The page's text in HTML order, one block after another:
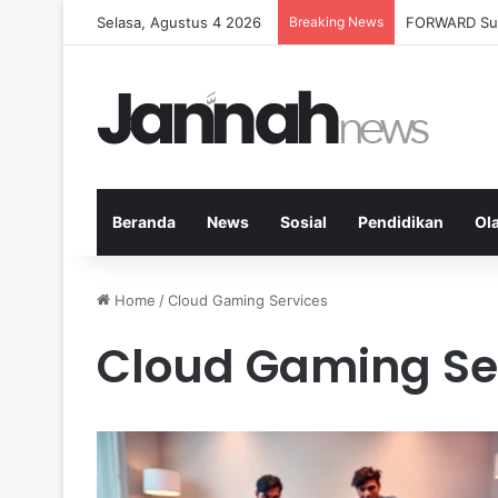
Selasa, Agustus 4 2026 Breaking News Milenial
Beranda News Sosial Pendidikan
Home /Cloud Gaming Services
Cloud Gaming